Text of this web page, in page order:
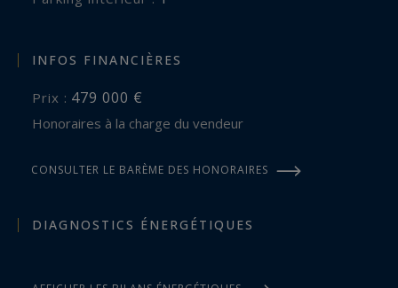
INFOS FINANCIÈRES
Prix : 479 000 €
Honoraires à la charge du vendeur
CONSULTER LE BARÈME DES HONORAIRES
DIAGNOSTICS ÉNERGÉTIQUES